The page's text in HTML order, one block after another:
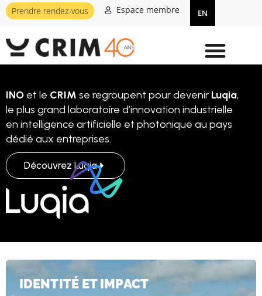
Prendre rendez-vous Espace membre EN
INO et le CRIM se regroupent pour devenir Luqia,
le plus grand laboratoire d’innovation industrielle
en intelligence artificielle et photonique au pays
dédié aux entreprises.
Découvrez Luqia
IDENTITÉ ET IMPACT